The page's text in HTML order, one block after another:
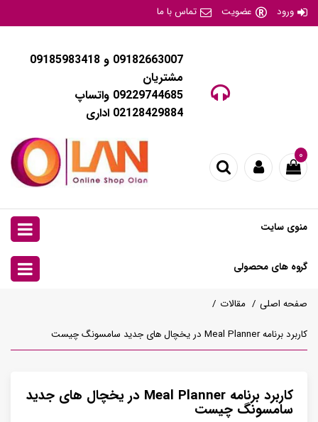
ورود عضویت تماس با ما
09182663007 و 09185983418
مشتریان
09229744685 واتساپ
02128429884 اداری
۰
منوی سایت
گروه های محصولی
صفحه اصلی مقالات
کاربرد برنامه Meal Planner در یخچال های جدید سامسونگ چیست
کاربرد برنامه Meal Planner در یخچال های جدید
سامسونگ چیست